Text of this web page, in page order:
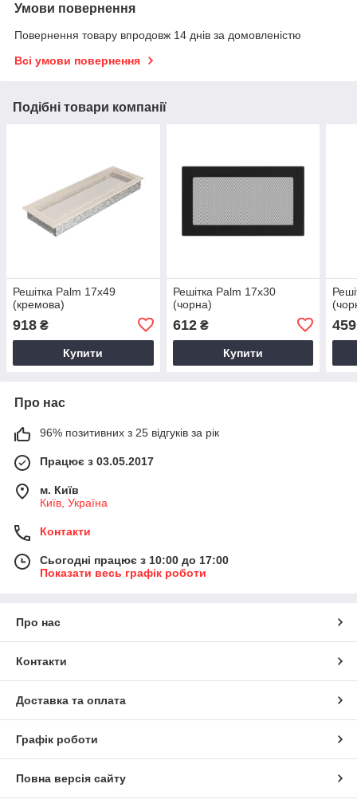
Умови повернення
Повернення товару впродовж 14 днів за домовленістю
Всі умови повернення
Подібні товари компанії
Решітка Palm 17х49
(кремова)
918 ₴
Купити
Решітка Palm 17х30
(чорна)
612₴
Купити
459
Про нас
96% позитивних з 25 відгуків за рік
Працює з 03.05.2017
м. Київ
Київ, Україна
Контакти
Сьогодні працює з 10:00 до 17:00
Показати весь графік роботи
Про нас
Контакти
Доставка та оплата
Графік роботи
Повна версія сайту